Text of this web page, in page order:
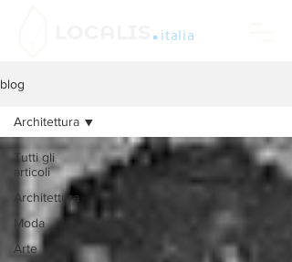
.italia
blog
Tutti gli
articoli
Architettura
Moda
Arte
Architettura